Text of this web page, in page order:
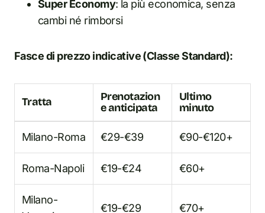
Super Economy: la più economica, senza
cambi né rimborsi
Fasce di prezzo indicative (Classe Standard):
Tratta
Prenotazion
e anticipata
Ultimo
minuto
Milano-Roma €29-€39 €90-€120+
Roma-Napoli €19-€24 €60+
Milano-
€19-€29 €70+